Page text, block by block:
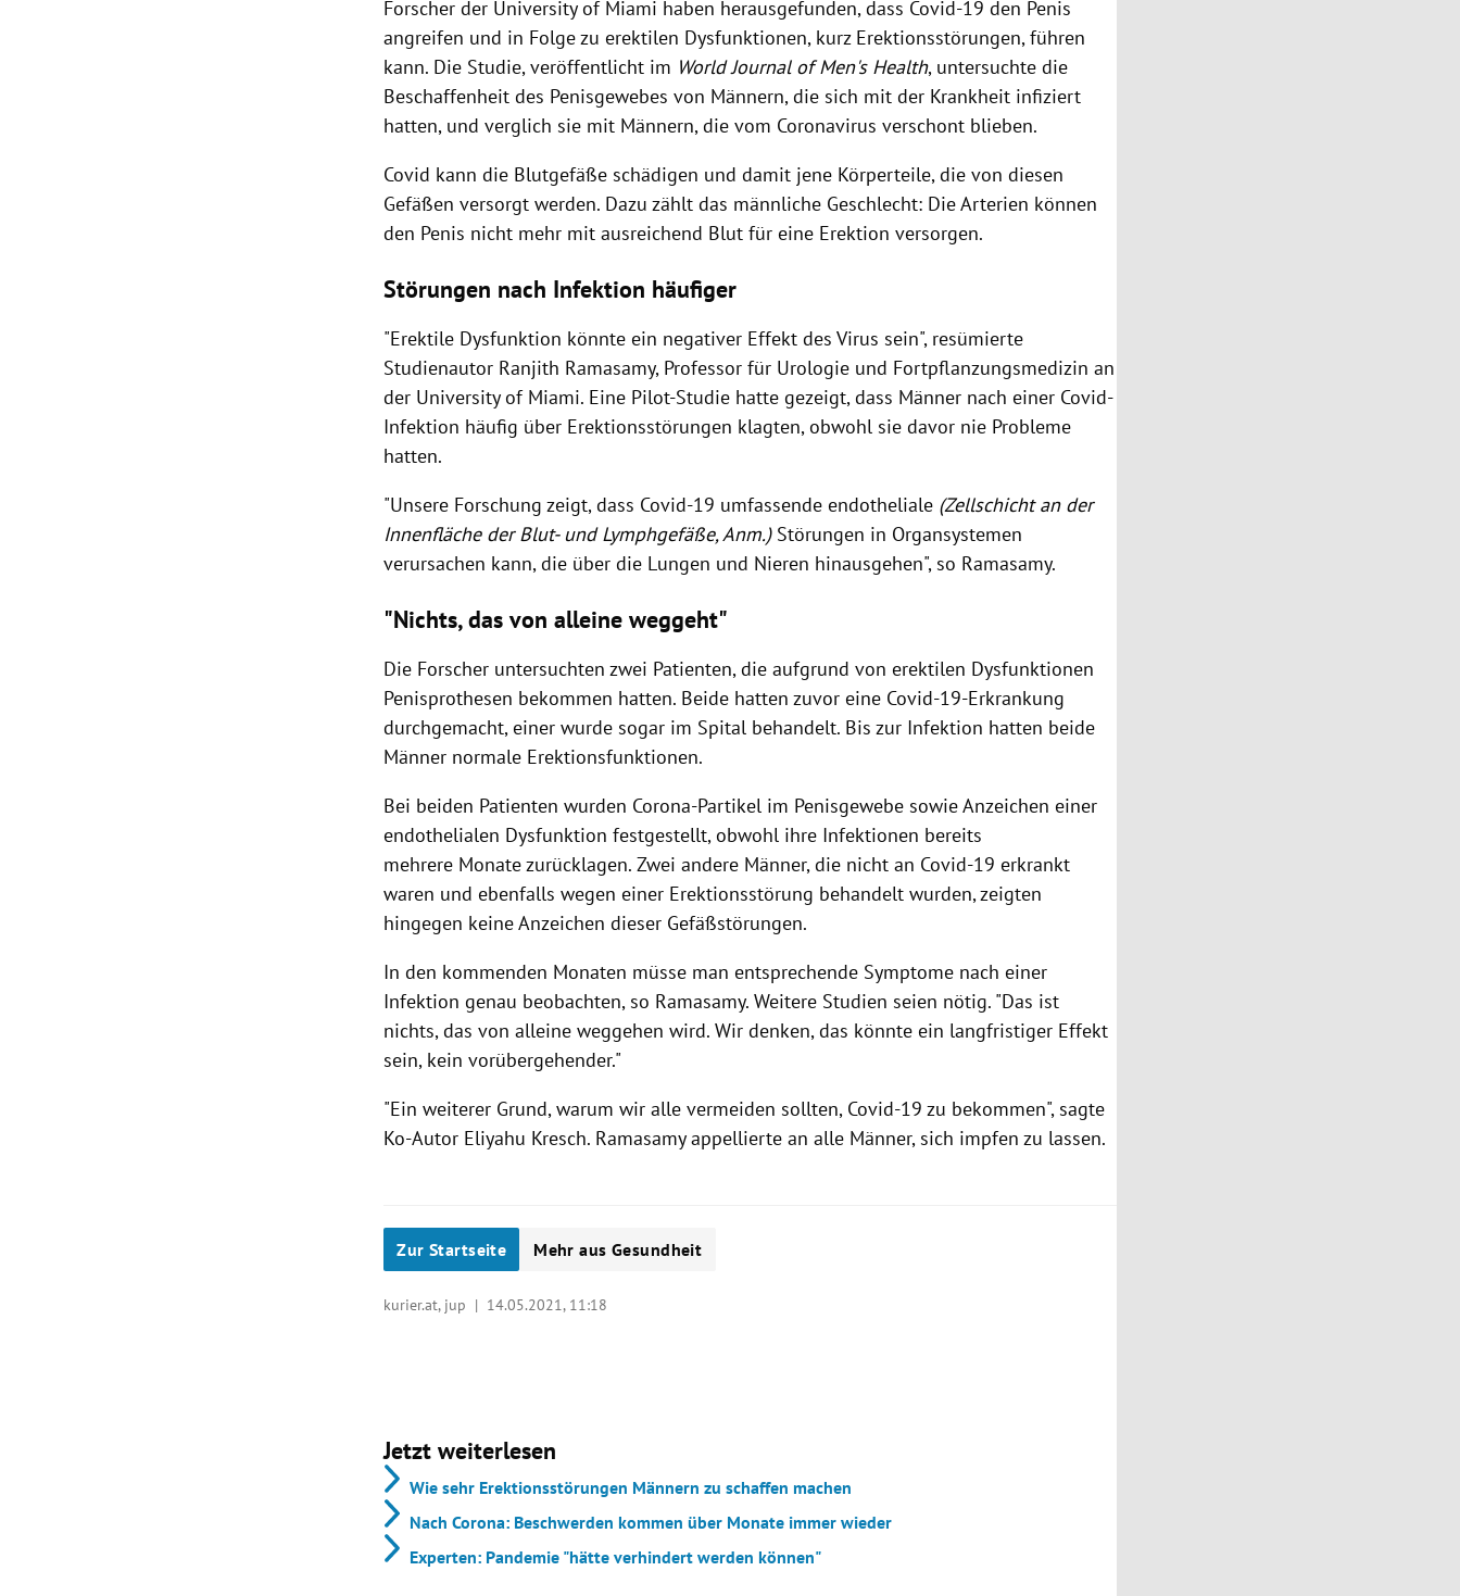
Forscher der University of Miami haben herausgefunden, dass Covid-19 den Penis
angreifen und in Folge zu erektilen Dysfunktionen, kurz Erektionsstörungen, führen
kann. Die Studie, veröffentlicht im World Journal of Men's Health, untersuchte die
Beschaffenheit des Penisgewebes von Männern, die sich mit der Krankheit infiziert
hatten, und verglich sie mit Männern, die vom Coronavirus verschont blieben.
Covid kann die Blutgefäße schädigen und damit jene Körperteile, die von diesen
Gefäßen versorgt werden. Dazu zählt das männliche Geschlecht: Die Arterien können
den Penis nicht mehr mit ausreichend Blut für eine Erektion versorgen.
Störungen nach Infektion häufiger
"Erektile Dysfunktion könnte ein negativer Effekt des Virus sein", resümierte
Studienautor Ranjith Ramasamy, Professor für Urologie und Fortpflanzungsmedizin an
der University of Miami. Eine Pilot-Studie hatte gezeigt, dass Männer nach einer Covid-
Infektion häufig über Erektionsstörungen klagten, obwohl sie davor nie Probleme
hatten.
"Unsere Forschung zeigt, dass Covid-19 umfassende endotheliale (Zellschicht an der
Innenfläche der Blut- und Lymphgefäße, Anm.) Störungen in Organsystemen
verursachen kann, die über die Lungen und Nieren hinausgehen", so Ramasamy.
"Nichts, das von alleine weggeht"
Die Forscher untersuchten zwei Patienten, die aufgrund von erektilen Dysfunktionen
Penisprothesen bekommen hatten. Beide hatten zuvor eine Covid-19-Erkrankung
durchgemacht, einer wurde sogar im Spital behandelt. Bis zur Infektion hatten beide
Männer normale Erektionsfunktionen.
Bei beiden Patienten wurden Corona-Partikel im Penisgewebe sowie Anzeichen einer
endothelialen Dysfunktion festgestellt, obwohl ihre Infektionen bereits
mehrere Monate zurücklagen. Zwei andere Männer, die nicht an Covid-19 erkrankt
waren und ebenfalls wegen einer Erektionsstörung behandelt wurden, zeigten
hingegen keine Anzeichen dieser Gefäßstörungen.
In den kommenden Monaten müsse man entsprechende Symptome nach einer
Infektion genau beobachten, so Ramasamy. Weitere Studien seien nötig. "Das ist
nichts, das von alleine weggehen wird. Wir denken, das könnte ein langfristiger Effekt
sein, kein vorübergehender."
"Ein weiterer Grund, warum wir alle vermeiden sollten, Covid-19 zu bekommen", sagte
Ko-Autor Eliyahu Kresch. Ramasamy appellierte an alle Männer, sich impfen zu lassen.
Zur Startseite Mehr aus Gesundheit
kurier.at, jup | 14.05.2021, 11:18
Jetzt weiterlesen
Wie sehr Erektionsstörungen Männern zu schaffen machen
Nach Corona: Beschwerden kommen über Monate immer wieder
Experten: Pandemie "hätte verhindert werden können"